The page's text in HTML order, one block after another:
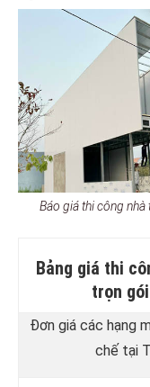
Báo giá thi công nhà
Bảng giá thi
trọn
Đơn giá các hạng
chế tại